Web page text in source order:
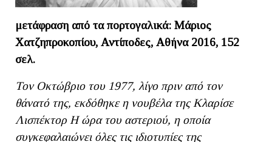
μετάφραση από τα πορτογαλικά: Μάριος
Χατζηπροκοπίου, Αντίποδες, Αθήνα 2016, 152
σελ.
Τον Οκτώβριο του 1977, λίγο πριν από τον
θάνατό της, εκδόθηκε η νουβέλα της Κλαρίσε
Λισπέκτορ Η ώρα του αστεριού, η οποία
συγκεφαλαιώνει όλες τις ιδιοτυπίες της